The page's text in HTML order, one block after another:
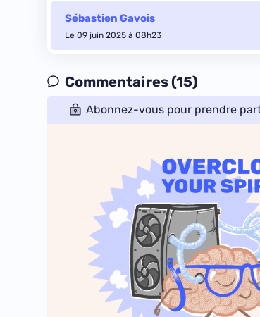
Sébastien Gavois
Le 09 juin 2025 à 08h23
Commentaires (15)
Abonnez-vous pour prendre